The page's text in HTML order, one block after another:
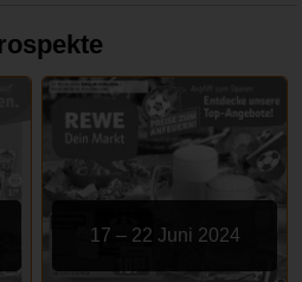
17 – 22 Juni 2024